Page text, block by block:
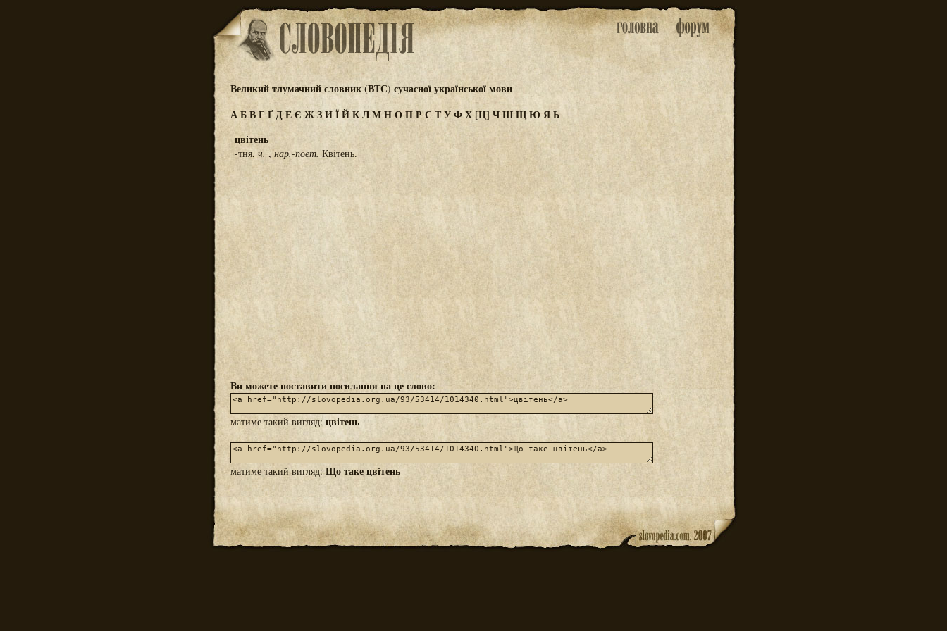
Великий тлумачний словник (ВТС) сучасної української мови
АБВГҐДЕЄ ЖЗИЇЙКЛМНОПРС ТУФХ[Ц] ЧШЩЮ ЯЬ
цвітень
-тня, ч. ,нар.-поет. Квітень.
Ви можете поставити посилання на це слово:
матиме такий вигляд: цвітень
матиме такий вигляд:Що таке цвітень